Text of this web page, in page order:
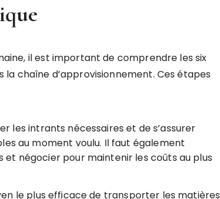
il est important de comprendre les six
chaîne d’approvisionnement. Ces étapes
les intrants nécessaires et de s’assurer
au moment voulu. Il faut également
et négocier pour maintenir les coûts au plus
le plus efficace de transporter les matières